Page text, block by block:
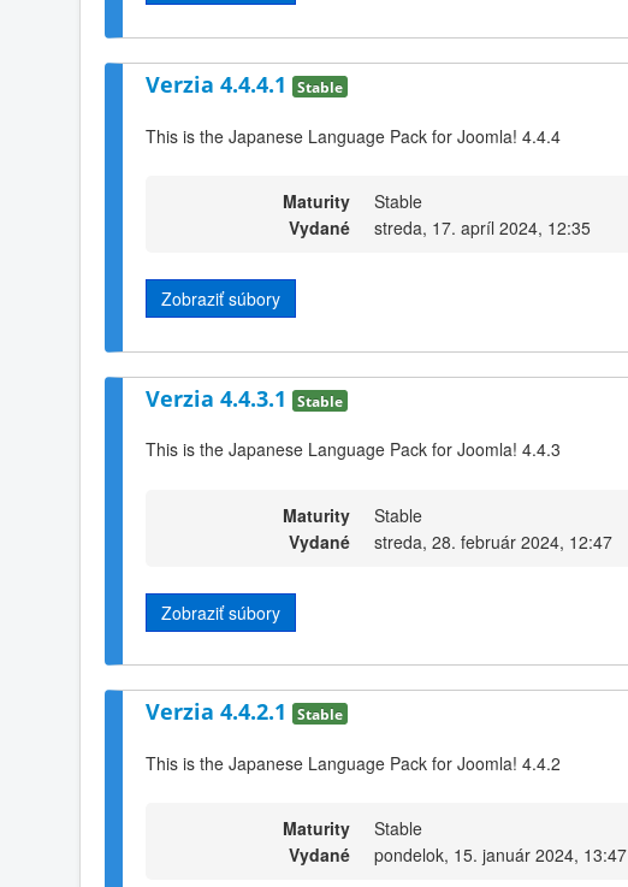
Verzia 4.4.4.1 Stable
This is the Japanese Language Pack for Joomla! 4.4.4
Maturity
Stable
Vydané
streda, 17. apríl 2024, 12:35
Zobraziť súbory
Verzia 4.4.3.1 Stable
This is the Japanese Language Pack for Joomla! 4.4.3
Maturity
Stable
Vydané
streda, 28. február 2024, 12:47
Zobraziť súbory
Verzia 4.4.2.1 Stable
This is the Japanese Language Pack for Joomla! 4.4.2
Maturity
Stable
Vydané
pondelok, 15. január 2024, 13:47